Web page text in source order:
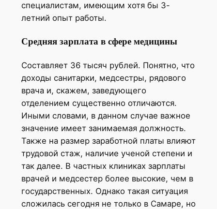
специалистам, имеющим хотя бы 3-
летний опыт работы.
Средняя зарплата в сфере медицины
Составляет 36 тысяч рублей. Понятно, что
доходы санитарки, медсестры, рядового
врача и, скажем, заведующего
отделением существенно отличаются.
Иными словами, в данном случае важное
значение имеет занимаемая должность.
Также на размер заработной платы влияют
трудовой стаж, наличие ученой степени и
так далее. В частных клиниках зарплаты
врачей и медсестер более высокие, чем в
государственных. Однако такая ситуация
сложилась сегодня не только в Самаре, но